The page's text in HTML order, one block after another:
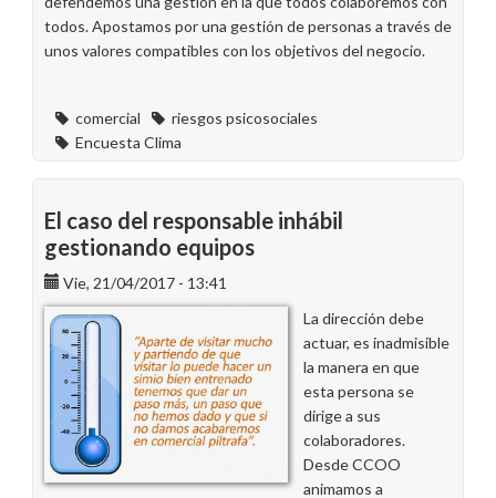
todos. Apostamos por una gestión de personas a través de
unos valores compatibles con los objetivos del negocio.
comercial
riesgos psicosociales
Encuesta Clima
El caso del responsable inhábil
gestionando equipos
Vie, 21/04/2017 - 13:41
La dirección debe
actuar, es inadmisible
la manera en que
esta persona se
dirige a sus
colaboradores.
Desde CCOO
animamos a